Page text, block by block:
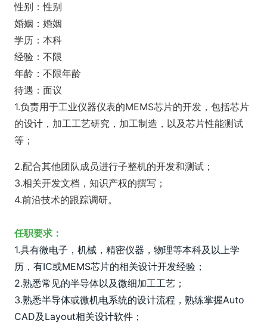
性别：性别
婚姻：婚姻
学历：本科
经验：不限
年龄：不限年龄
待遇：面议
1.负责用于工业仪器仪表的MEMS芯片的开发，包括芯片
的设计，加工工艺研究，加工制造，以及芯片性能测试
等；
2.配合其他团队成员进行子整机的开发和测试；
3.相关开发文档，知识产权的撰写；
4.前沿技术的跟踪调研。
任职要求：
1.具有微电子，机械，精密仪器，物理等本科及以上学
历，有IC或MEMS芯片的相关设计开发经验；
2.熟悉常见的半导体以及微细加工工艺；
3.熟悉半导体或微机电系统的设计流程，熟练掌握Auto
CAD及Layout相关设计软件；